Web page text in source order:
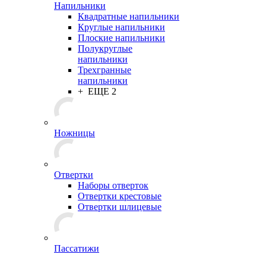
Напильники
Квадратные напильники
Круглые напильники
Плоские напильники
Полукруглые
напильники
Трехгранные
напильники
+ ЕЩЕ 2
Ножницы
Отвертки
Наборы отверток
Отвертки крестовые
Отвертки шлицевые
Пассатижи